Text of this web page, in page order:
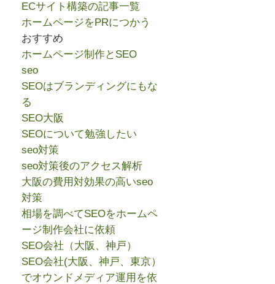
ECサイト構築の記事一覧
ホームページをPRにつかう
おすすめ
ホームページ制作とSEO
seo
SEOはブランディングにもな
る
SEO大阪
SEOについて勉強したい
seo対策
seo対策後のアクセス解析
大阪の費用対効果の高いseo
対策
相場を調べてSEOをホームペ
ージ制作会社に依頼
SEO会社（大阪、神戸）
SEO会社(大阪、神戸、東京）
でオウンドメディア運用を依